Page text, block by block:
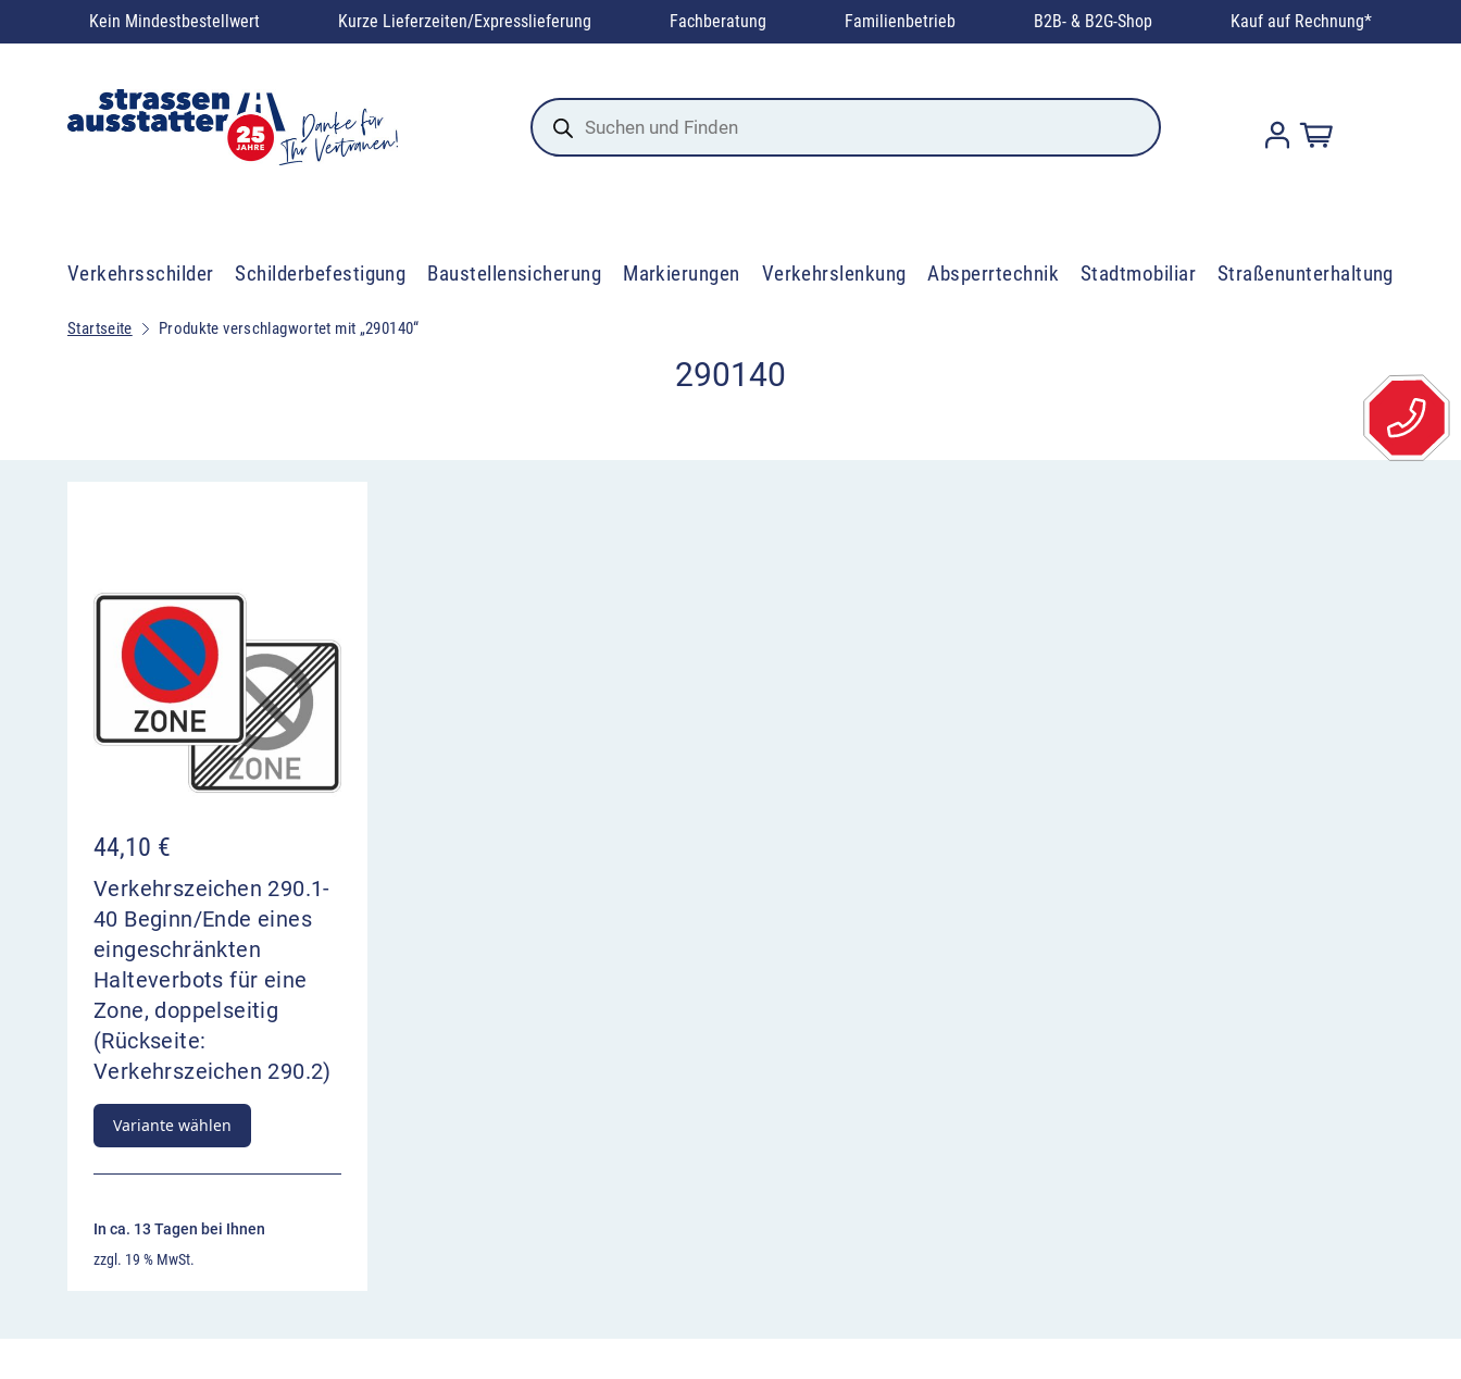
Kein Mindestbestellwert Kurze Lieferzeiten/Expresslieferung Fachberatung Familienbetrieb B2B- & B2G-Shop Kauf auf Rechnung*
Products
search
Verkehrsschilder Schilderbefestigung Baustellensicherung Markierungen Verkehrslenkung Absperrtechnik Stadtmobiliar Straßenunterhaltung
Startseite Produkte verschlagwortet mit „290140“
290140
44,10 €
Verkehrszeichen 290.1-
40 Beginn/Ende eines
eingeschränkten
Halteverbots für eine
Zone, doppelseitig
(Rückseite:
Verkehrszeichen 290.2)
Variante wählen
In ca. 13 Tagen bei Ihnen
zzgl. 19 % MwSt.